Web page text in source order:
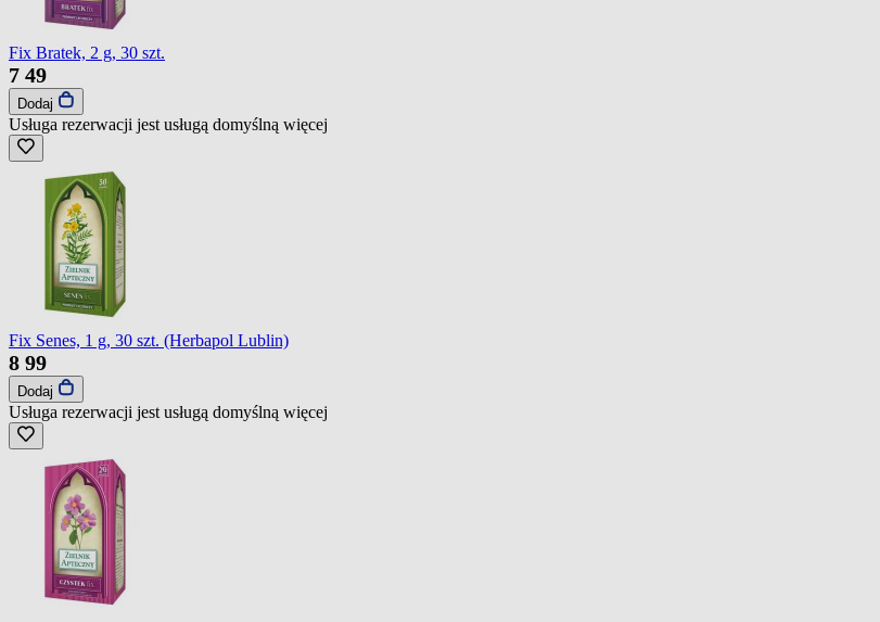
Fix Bratek, 2 g, 30 szt.
7 49
Dodaj
Usługa rezerwacji jest usługą domyślną więcej
Fix Senes, 1 g, 30 szt. (Herbapol Lublin)
8 99
Dodaj
Usługa rezerwacji jest usługą domyślną więcej